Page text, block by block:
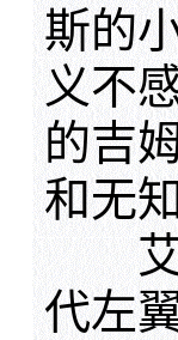
斯的
义不
的吉
和无
艾
代左